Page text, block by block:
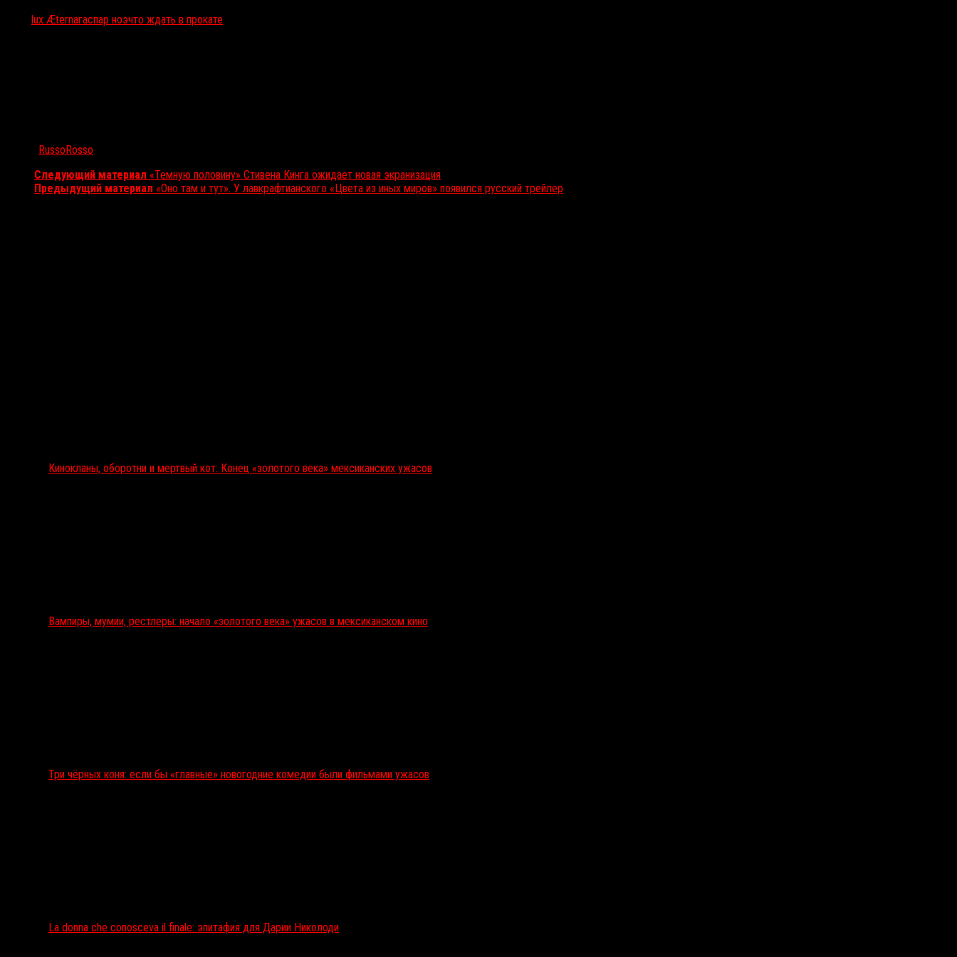
lux Æternaгаспар ноэчто ждать в прокате
RussoRosso
Следующий материал «Темную половину» Стивена Кинга ожидает новая экранизация
Предыдущий материал «Оно там и тут». У лавкрафтианского «Цвета из иных миров» появился русский трейлер
Кинокланы, оборотни и мертвый кот: Конец «золотого века» мексиканских ужасов
Вампиры, мумии, рестлеры: начало «золотого века» ужасов в мексиканском кино
Три чёрных коня: если бы «главные» новогодние комедии были фильмами ужасов
La donna che conosceva il finale: эпитафия для Дарии Николоди